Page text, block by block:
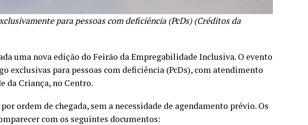
para pessoas com deficiência (PcDs) (Créditos da
uma nova edição do Feirão da Empregabilidade Inclusiva. O evento
exclusivas para pessoas com deficiência (PcDs), com atendimento
da Criança, no Centro.
ordem de chegada, sem a necessidade de agendamento prévio. Os
com os seguintes documentos: